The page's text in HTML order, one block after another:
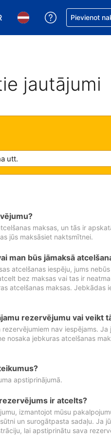
valūtu. Jūsu
Izvēlēties valodu. Jūsu
Saņemiet
Pievienot
jautājumi
maksas, un tās ir
jūs maksāsiet naktsmītnei.
man būs jāmaksā
atcelšanas iespēju, jums
bez maksas vai tas ir
atcelšanas maksas. Jebkādas
rezervējumu vai veikt
nav iespējams.
nosaka jebkuras atcelšanas
apstiprinājumā.
ir atcelts?
izmantojot mūsu
un surogātpasta sadaļu. Ja
lai apstiprinātu sava